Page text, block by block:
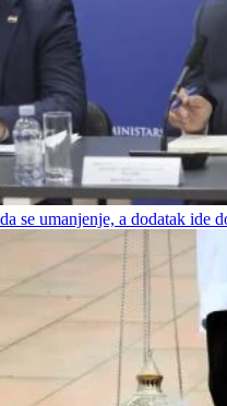
se umanjenje, a dodatak ide